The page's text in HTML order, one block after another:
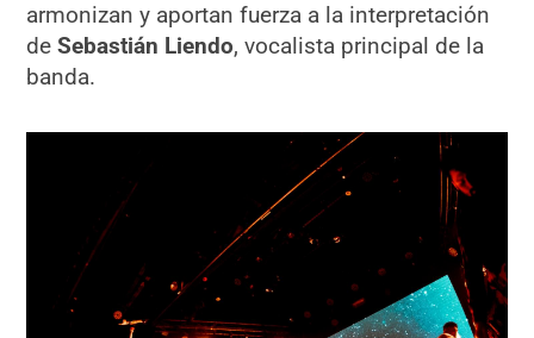
armonizan y aportan fuerza a la interpretación
deSebastián Liendo, vocalista principal de la
banda.